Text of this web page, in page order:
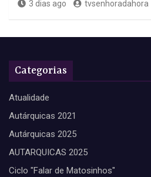
3 dias ago tvsenhoradahora
Categorias
Atualidade
Autárquicas 2021
Autárquicas 2025
AUTARQUICAS 2025
Ciclo "Falar de Matosinhos"